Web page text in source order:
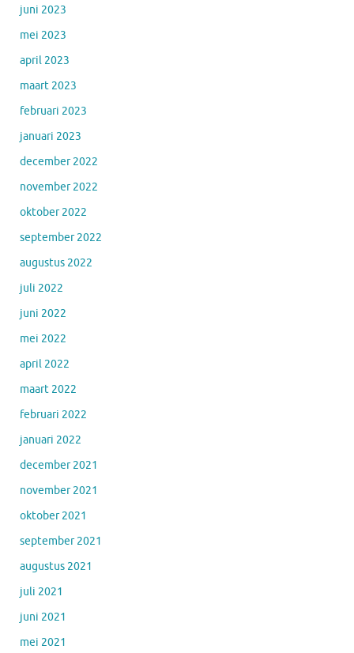
juni 2023
mei 2023
april 2023
maart 2023
februari 2023
januari 2023
december 2022
november 2022
oktober 2022
september 2022
augustus 2022
juli 2022
juni 2022
mei 2022
april 2022
maart 2022
februari 2022
januari 2022
december 2021
november 2021
oktober 2021
september 2021
augustus 2021
juli 2021
juni 2021
mei 2021